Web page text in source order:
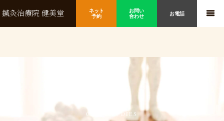
鍼灸治療院 健美堂
ネット
予約
お問い
合わせ
お電話
CASE STUDIES